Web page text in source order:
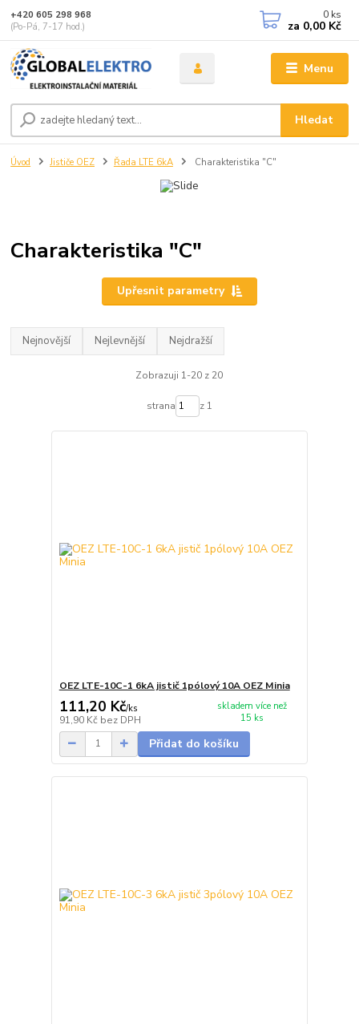
Menu
Hledat
+420 605 298 968
(Po-Pá, 7-17 hod.)
0 ks
za 0,00 Kč
Úvod Jističe OEZ Řada LTE 6kA Charakteristika "C"
Charakteristika "C"
Upřesnit parametry
Nejnovější Nejlevnější Nejdražší
Zobrazuji 1-20 z 20
strana z 1
OEZ LTE-10C-1 6kA jistič 1pólový 10A OEZ Minia
111,20 Kč/ks
91,90 Kč bez DPH
skladem více než
15 ks
Přidat do košíku